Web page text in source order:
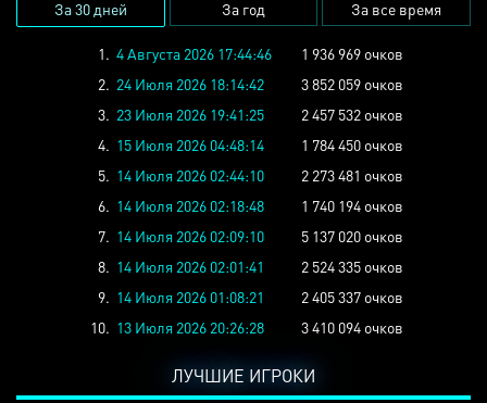
За 30 дней За год За все время
1. 4 Августа 2026 17:44:46
1 936 969 очков
2. 24 Июля 2026 18:14:42
3 852 059 очков
3. 23 Июля 2026 19:41:25
2 457 532 очков
4. 15 Июля 2026 04:48:14
1 784 450 очков
5. 14 Июля 2026 02:44:10
2 273 481 очков
6. 14 Июля 2026 02:18:48
1 740 194 очков
7. 14 Июля 2026 02:09:10
5 137 020 очков
8. 14 Июля 2026 02:01:41
2 524 335 очков
9. 14 Июля 2026 01:08:21
2 405 337 очков
10. 13 Июля 2026 20:26:28 3 410 094 очков
ЛУЧШИЕ ИГРОКИ